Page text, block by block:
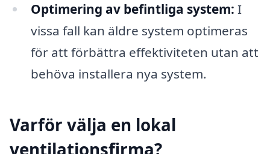
Optimering av befintliga system: I
vissa fall kan äldre system optimeras
för att förbättra effektiviteten utan att
behöva installera nya system.
Varför välja en lokal
ventilationsfirma?